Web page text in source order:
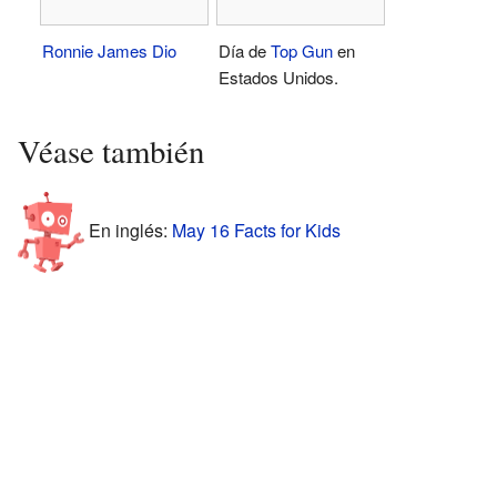
Ronnie James Dio Día deTop Gunen
Estados Unidos.
Véase también
En inglés: May 16 Facts for Kids